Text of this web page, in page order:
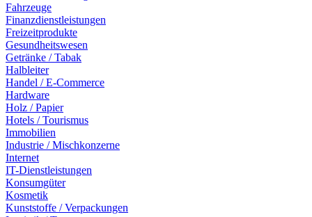
Fahrzeuge
Finanzdienstleistungen
Freizeitprodukte
Gesundheitswesen
Getränke / Tabak
Halbleiter
Handel / E-Commerce
Hardware
Holz / Papier
Hotels / Tourismus
Immobilien
Industrie / Mischkonzerne
Internet
IT-Dienstleistungen
Konsumgüter
Kosmetik
Kunststoffe / Verpackungen